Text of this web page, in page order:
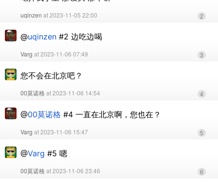
uqinzen at 2023-11-05 22:00 2
@uqinzen #2 边吃边喝
Varg at 2023-11-06 07:49 3
您不会在北京吧？
00莫诺格at 2023-11-06 14:54 4
@00莫诺格 #4 一直在北京啊，您也在？
Varg at 2023-11-06 15:47 5
@Varg #5 嗯
00莫诺格at 2023-11-06 23:46 6